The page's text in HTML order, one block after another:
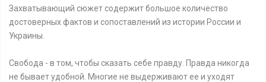
Захватывающий сюжет содержит большое количество
достоверных фактов и сопоставлений из истории России и
Украины.
Свобода - в том, чтобы сказать себе правду. Правда никогда
не бывает удобной. Многие не выдерживают ее и уходят